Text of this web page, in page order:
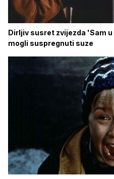
Dirljiv susret zvijezda 'Sam
mogli suspregnuti suze